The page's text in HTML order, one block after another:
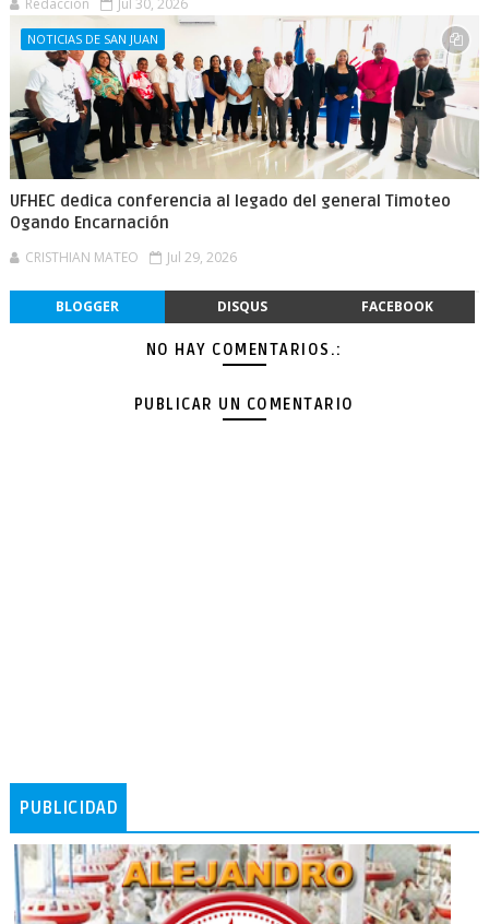
Redacción Jul 30, 2026
NOTICIAS DE SAN JUAN
UFHEC dedica conferencia al legado del general Timoteo
Ogando Encarnación
CRISTHIAN MATEO Jul 29, 2026
BLOGGER DISQUS FACEBOOK
NO HAY COMENTARIOS.:
PUBLICAR UN COMENTARIO
PUBLICIDAD